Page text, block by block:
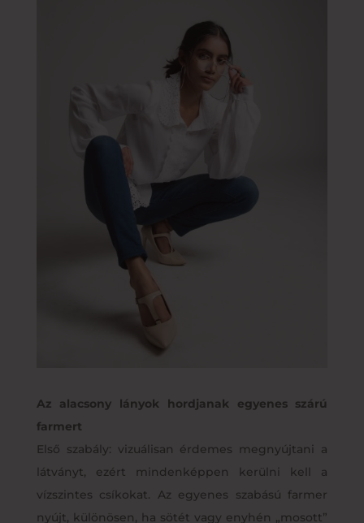
Az alacsony lányok hordjanak egyenes szárú
farmert
Első szabály: vizuálisan érdemes megnyújtani a
látványt, ezért mindenképpen kerülni kell a
vízszintes csíkokat. Az egyenes szabású farmer
nyújt, különösen, ha sötét vagy enyhén „mosott”